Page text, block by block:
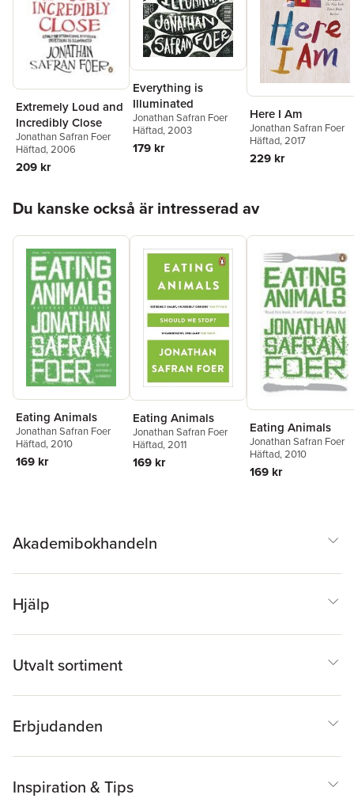
Extremely Loud and
Incredibly Close
Jonathan Safran Foer
Häftad, 2006
209 kr
Everything is
Illuminated
Jonathan Safran Foer
Häftad, 2003
179 kr
Here I Am
Jonathan Safran Foer
Häftad, 2017
229 kr
Du kanske också är intresserad av
Eating Animals
Jonathan Safran Foer
Häftad, 2010
169 kr
Eating Animals
Jonathan Safran Foer
Häftad, 2011
169 kr
Eating Animals
Jonathan Safran Foer
Häftad, 2010
169 kr
Akademibokhandeln
Hjälp
Utvalt sortiment
Erbjudanden
Inspiration & Tips